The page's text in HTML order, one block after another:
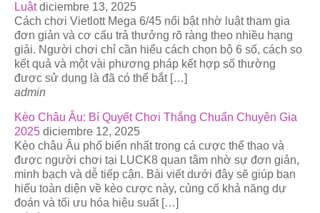
Luật diciembre 13, 2025
Cách chơi Vietlott Mega 6/45 nổi bật nhờ luật tham gia
đơn giản và cơ cấu trả thưởng rõ ràng theo nhiều hạng
giải. Người chơi chỉ cần hiểu cách chọn bộ 6 số, cách so
kết quả và một vài phương pháp kết hợp số thường
được sử dụng là đã có thể bắt […]
admin
Kèo Châu Âu: Bí Quyết Chơi Thắng Chuẩn Chuyên Gia
2025 diciembre 12, 2025
Kèo châu Âu phổ biến nhất trong cá cược thể thao và
được người chơi tại LUCK8 quan tâm nhờ sự đơn giản,
minh bạch và dễ tiếp cận. Bài viết dưới đây sẽ giúp bạn
hiểu toàn diện về kèo cược này, củng cố khả năng dự
đoán và tối ưu hóa hiệu suất […]